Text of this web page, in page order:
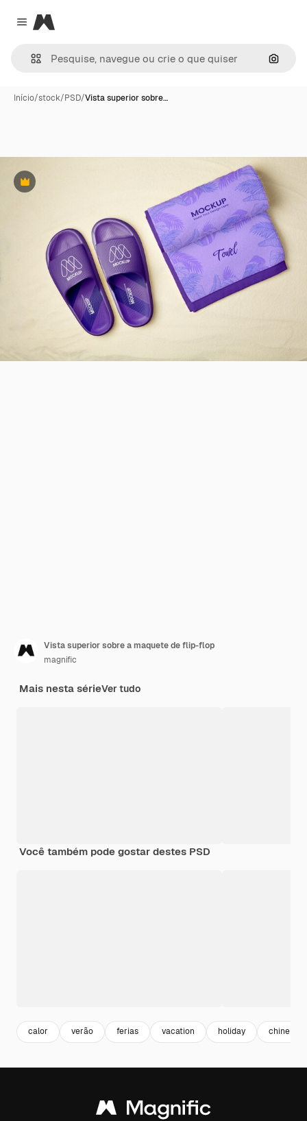
Close menu
Magnific
Início/stock/PSD/Vista superior sobre…
Premium
Vista superior sobre a maquete de flip-flop
magnific
Mais nesta sérieVer tudo
Você também pode gostar destes PSD
calor verão ferias vacation holiday chinelo